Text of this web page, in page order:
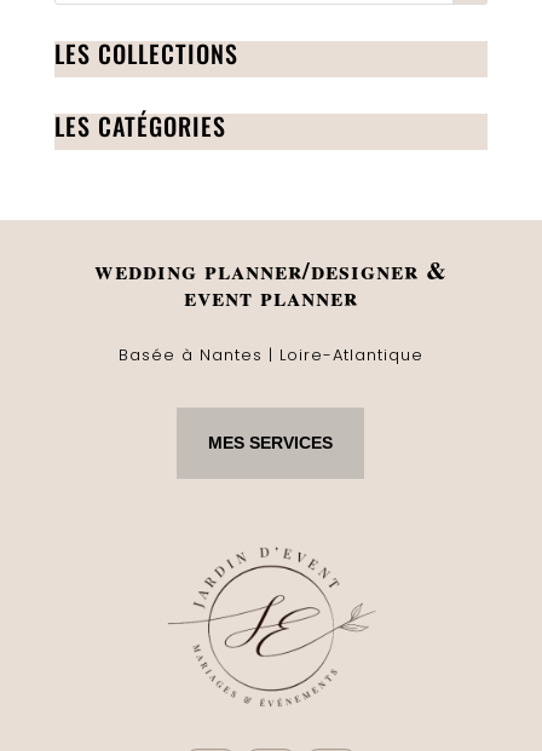
LES COLLECTIONS
LES CATÉGORIES
wedding planner/designer &
event planner
Basée à Nantes | Loire-Atlantique
MES SERVICES